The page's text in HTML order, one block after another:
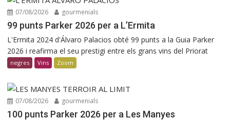
07/08/2026 gourmenials
99 punts Parker 2026 per a L’Ermita
L'Ermita 2024 d'Álvaro Palacios obté 99 punts a la Guia Parker
2026 i reafirma el seu prestigi entre els grans vins del Priorat
negres Vins Zoom
07/08/2026 gourmenials
100 punts Parker 2026 per a Les Manyes